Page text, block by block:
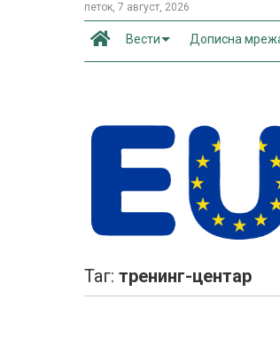
петок, 7 август, 2026
Вести Дописна
Таг:тренинг-центар